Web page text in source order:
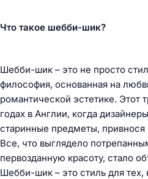
Что такое шебби-шик?
Шебби-шик – это не просто
философия, основанная на
романтической эстетике. Этот
годах в Англии, когда
старинные предметы, привнося
Все, что выглядело
первозданную красоту, стало
Шебби-шик – это стиль для тех,